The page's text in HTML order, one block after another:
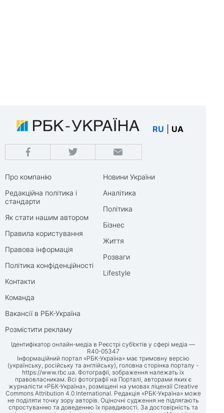
RU UA
Про компанію
Редакційна політика і
стандарти
Як стати нашим автором
Правила користування
Правова інформація
Політика конфіденційності
Контакти
Команда
Вакансії в РБК-Україна
Розмістити рекламу
Новини України
Аналітика
Політика
Бізнес
Життя
Розваги
Lifestyle
Ідентифікатор онлайн-медіа в Реєстрі суб’єктів у сфері медіа —
R40-05347
Інформаційний портал «РБК-Україна» має тримовну версію
(українську, російську та англійську), головна сторінка порталу -
https://www.rbc.ua . Фотографії, зображення належать їх
правовласникам. Всі фотографії на Порталі, авторами яких є
журналісти «РБК-Україна», розміщені на умовах ліцензії Creative
Commons Attribution 4.0 International. Редакція «РБК-Україна» може
не поділяти точку зору авторів. Оціночні судження не підлягають
спростуванню та доведенню їх правдивості. За достовірність та